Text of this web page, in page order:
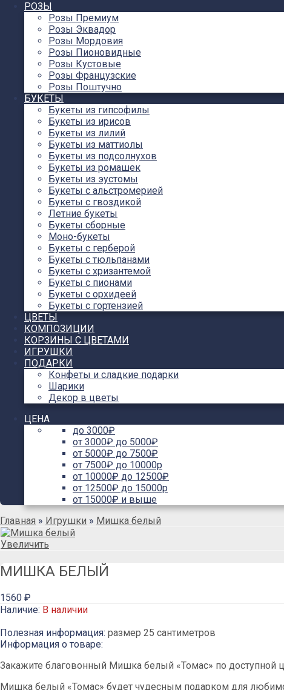
РОЗЫ
Розы Премиум
Розы Эквадор
Розы Мордовия
Розы Пионовидные
Розы Кустовые
Розы Французские
Розы Поштучно
БУКЕТЫ
Букеты из гипсофилы
Букеты из ирисов
Букеты из лилий
Букеты из маттиолы
Букеты из подсолнухов
Букеты из ромашек
Букеты из эустомы
Букеты с альстромерией
Букеты с гвоздикой
Летние букеты
Букеты сборные
Моно-букеты
Букеты с герберой
Букеты с тюльпанами
Букеты с хризантемой
Букеты с пионами
Букеты с орхидеей
Букеты с гортензией
ЦВЕТЫ
КОМПОЗИЦИИ
КОРЗИНЫ С ЦВЕТАМИ
ИГРУШКИ
ПОДАРКИ
Конфеты и сладкие подарки
Шарики
Декор в цветы
ЦЕНА
до 3000₽
от 3000₽ до 5000₽
от 5000₽ до 7500₽
от 7500₽ до 10000р
от 10000₽ до 12500₽
от 12500₽ до 15000р
от 15000₽ и выше
Главная » Игрушки » Мишка белый
Увеличить
МИШКА БЕЛЫЙ
1560 ₽
Наличие: В наличии
Полезная информация: размер 25 сантиметров
Информация о товаре:
Закажите благовонный Мишка белый «Томас» по доступной
Мишка белый «Томас» будет чудесным подарком для